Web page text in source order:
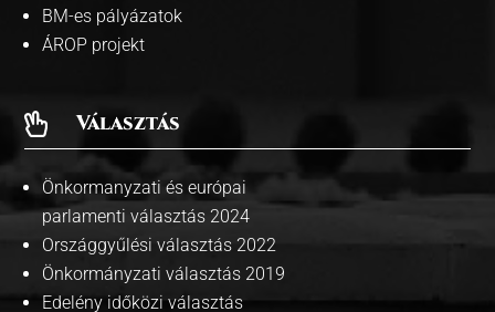
BM-es pályázatok
ÁROP projekt
 Választás
Önkormanyzati és európai
parlamenti választás 2024
Országgyűlési választás 2022
Önkormányzati választás 2019
Edelény időközi választás